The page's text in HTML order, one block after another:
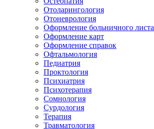
Отоларингология
Отоневрология
Оформление больничного листа
Оформление карт
Оформление справок
Офтальмология
Педиатрия
Проктология
Психиатрия
Психотерапия
Сомнология
Сурдология
Терапия
Травматология